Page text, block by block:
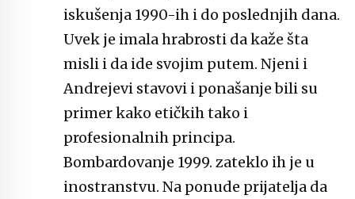
iskušenja 1990-ih i do poslednjih dana.
Uvek je imala hrabrosti da kaže šta
misli i da ide svojim putem. Njeni i
Andrejevi stavovi i ponašanje bili su
primer kako etičkih tako i
profesionalnih principa.
Bombardovanje 1999. zateklo ih je u
inostranstvu. Na ponude prijatelja da